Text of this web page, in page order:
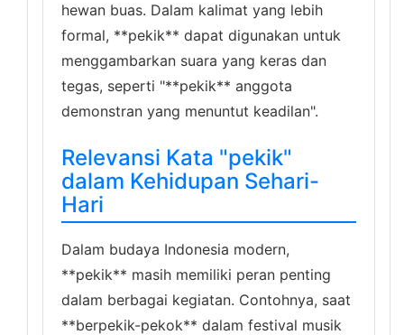
hewan buas. Dalam kalimat yang lebih
formal, **pekik** dapat digunakan untuk
menggambarkan suara yang keras dan
tegas, seperti "**pekik** anggota
demonstran yang menuntut keadilan".
Relevansi Kata "pekik"
dalam Kehidupan Sehari-
Hari
Dalam budaya Indonesia modern,
**pekik** masih memiliki peran penting
dalam berbagai kegiatan. Contohnya, saat
**berpekik-pekok** dalam festival musik